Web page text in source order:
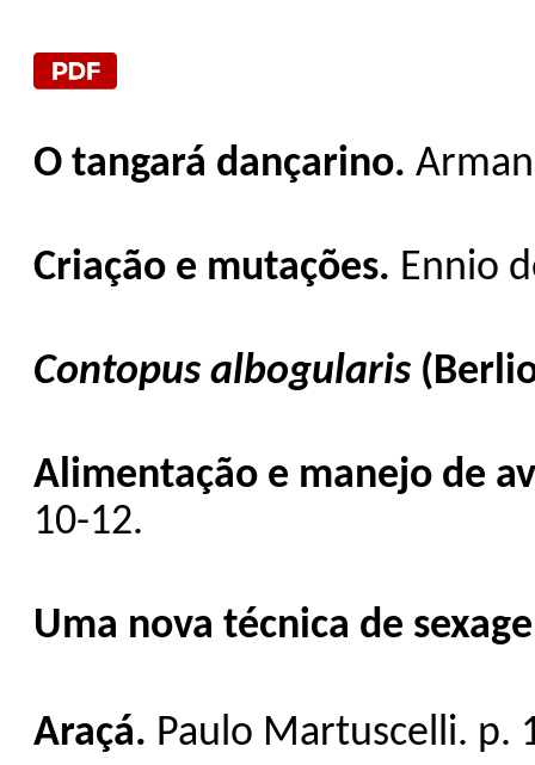
O tangará dançarino.
Criação e mutações. Ennio
Contopus albogularis
Alimentação e manejo de
10-12.
Uma nova técnica de
Araçá. Paulo Martuscelli. p.